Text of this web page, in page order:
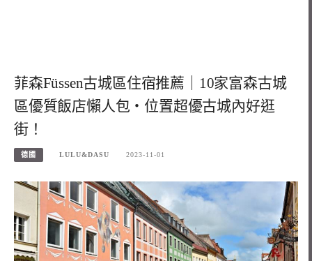
菲森Füssen古城區住宿推薦｜10家富森古城
區優質飯店懶人包・位置超優古城內好逛
街！
德國 LULU&DASU 2023-11-01